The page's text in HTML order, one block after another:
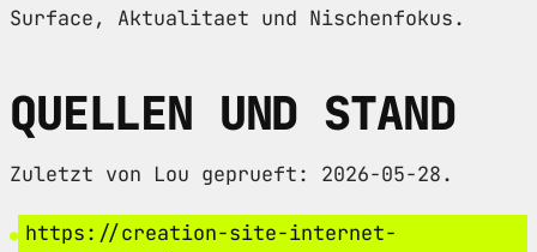
Surface, Aktualitaet und Nischenfokus.
QUELLEN UND STAND
Zuletzt von Lou geprueft: 2026-05-28.
https://creation-site-internet-